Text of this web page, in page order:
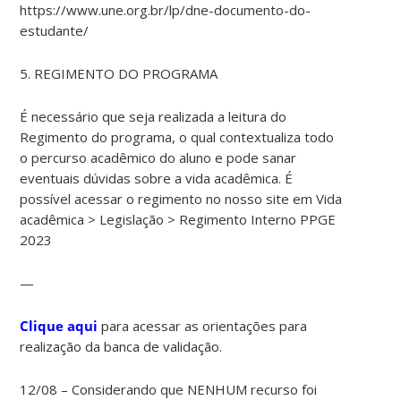
https://www.une.org.br/lp/dne-documento-do-
estudante/
5. REGIMENTO DO PROGRAMA
É necessário que seja realizada a leitura do
Regimento do programa, o qual contextualiza todo
o percurso acadêmico do aluno e pode sanar
eventuais dúvidas sobre a vida acadêmica. É
possível acessar o regimento no nosso site em Vida
acadêmica > Legislação > Regimento Interno PPGE
2023
—
Clique aqui para acessar as orientações para
realização da banca de validação.
12/08 – Considerando que NENHUM recurso foi